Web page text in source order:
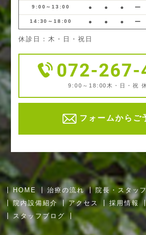
9:00～13:00 ● ● ● ー
14:30～18:00 ● ● ● ー
休診日：木・日・祝日
9:00～18:00 木・日・祝
フォームからご
HOME 治療の流れ
院長・スタッ
院内設備紹介
アクセス 採用情報
スタッフブログ